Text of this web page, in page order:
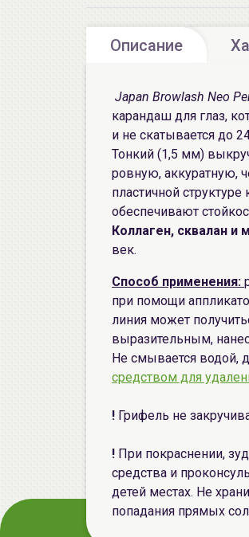
Описание
Japan Browlash Neo
карандаш для глаз,
и не скатывается до
Тонкий (1,5 мм)
ровную, аккуратную,
пластичной
обеспечивают
Коллаген, сквалан
век.
Способ применения:
при помощи
линия может
выразительным,
Не смывается водой,
средством для
! Грифель не
! При покраснении,
средства и
детей местах. Не
попадания прямых